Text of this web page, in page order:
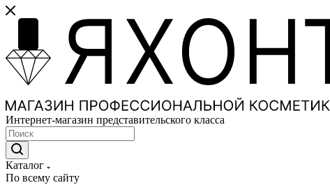
Интернет-магазин представительского класса
Каталог
По всему сайту